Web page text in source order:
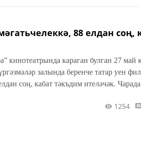
88 елдан соң,
караган булган 27 май көнне,
залында беренче татар уен
соң, кабат тәкъдим ителәчәк. Чарада
1254